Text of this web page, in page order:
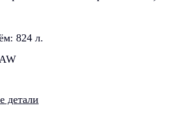
824 л.
детали